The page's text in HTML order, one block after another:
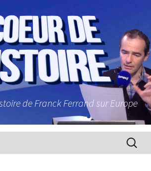
de Franck Ferrand sur Europe